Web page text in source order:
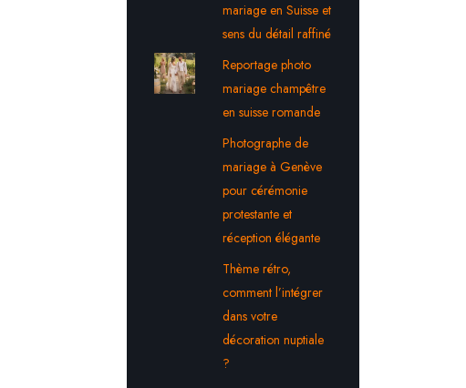
mariage en Suisse et
sens du détail raffiné
Reportage photo
mariage champêtre
en suisse romande
Photographe de
mariage à Genève
pour cérémonie
protestante et
réception élégante
Thème rétro,
comment l’intégrer
dans votre
décoration nuptiale
?